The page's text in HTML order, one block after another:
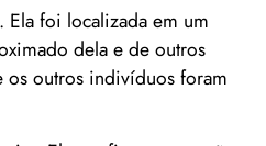
foi localizada em um
dela e de outros
os outros indivíduos foram